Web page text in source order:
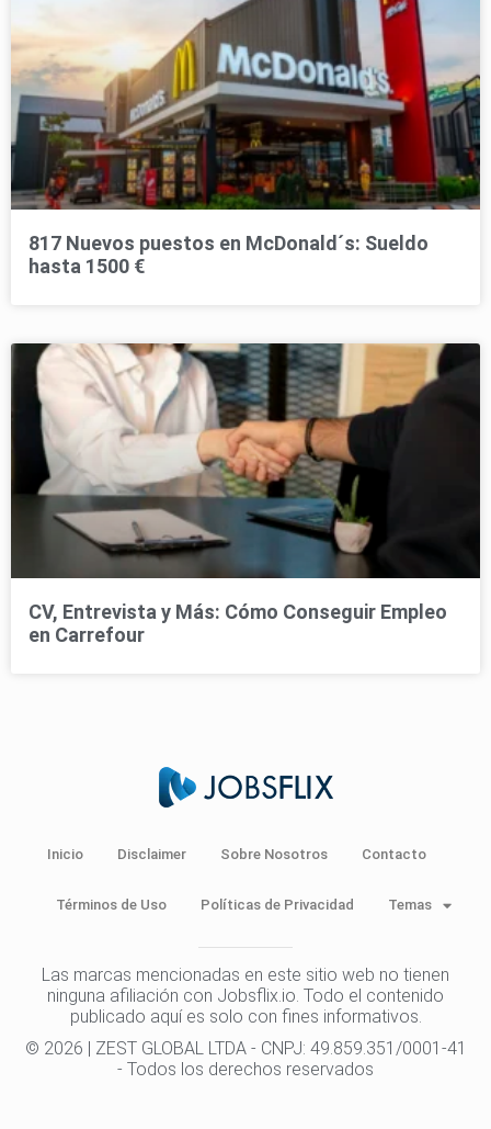
817 Nuevos puestos en McDonald´s: Sueldo
hasta 1500 €
CV, Entrevista y Más: Cómo Conseguir Empleo
en Carrefour
Inicio Disclaimer Sobre Nosotros Contacto
Términos de Uso Políticas de Privacidad Temas
Las marcas mencionadas en este sitio web no tienen
ninguna afiliación con Jobsflix.io. Todo el contenido
publicado aquí es solo con fines informativos.
© 2026 | ZEST GLOBAL LTDA - CNPJ: 49.859.351/0001-41
- Todos los derechos reservados